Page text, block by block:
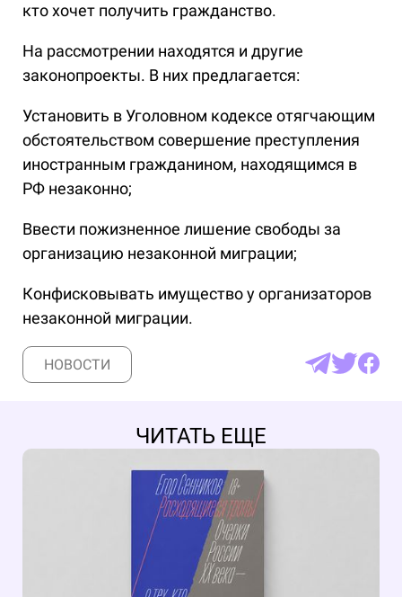
кто хочет получить гражданство.
На рассмотрении находятся и другие
законопроекты. В них предлагается:
Установить в Уголовном кодексе отягчающим
обстоятельством совершение преступления
иностранным гражданином, находящимся в
РФ незаконно;
Ввести пожизненное лишение свободы за
организацию незаконной миграции;
Конфисковывать имущество у организаторов
незаконной миграции.
НОВОСТИ
ЧИТАТЬ ЕЩЕ